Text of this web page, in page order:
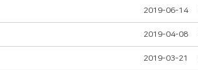
2019-06-14
2019-04-08
2019-03-21